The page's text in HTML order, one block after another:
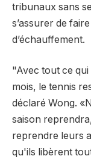
tribunaux sans
s’assurer de
d’échauffement.
"Avec tout ce
mois, le tennis
déclaré Wong.
saison
reprendre leurs
qu'ils libèrent